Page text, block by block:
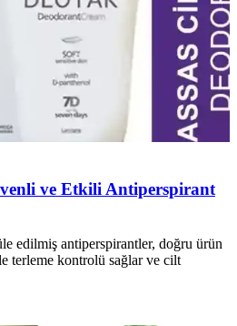
ve Etkili Antiperspirant
edilmiş antiperspirantler, doğru ürün
terleme kontrolü sağlar ve cilt